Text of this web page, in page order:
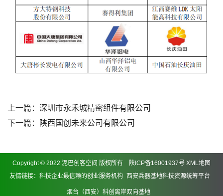
上一篇： 深圳市永禾城精密组件有限公司
下一篇：
陕西国创未来公司有限公司
Copyright © 2022 泥巴创客空间 版权所有 陕ICP备16001937号 XML地图
友情链接： 科技企业最信赖的创业服务机构 西安兵器基地科技资源统筹平台
烟台（西安）科创离岸双向基地